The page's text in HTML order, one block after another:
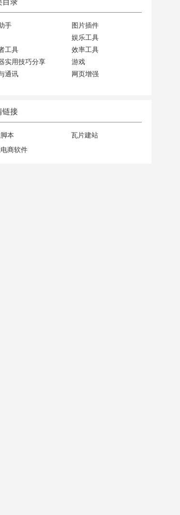
手
图片插件
娱乐工具
工具
效率工具
实用技巧分享
游戏
通讯
网页增强
链接
本
瓦片建站
商软件